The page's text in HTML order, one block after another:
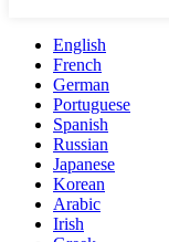
English
French
German
Portuguese
Spanish
Russian
Japanese
Korean
Arabic
Irish